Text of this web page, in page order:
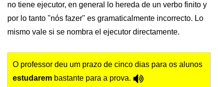
no tiene ejecutor, en general lo hereda de un verbo finito y
por lo tanto "nós fazer" es gramaticalmente incorrecto. Lo
mismo vale si se nombra el ejecutor directamente.
O professor deu um prazo de cinco dias para os alunos
estudarem bastante para a prova.